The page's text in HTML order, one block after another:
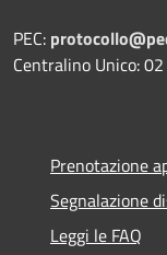
PEC:
Centralino Unico:
Prenotazione
Segnalazione
Leggi le FAQ